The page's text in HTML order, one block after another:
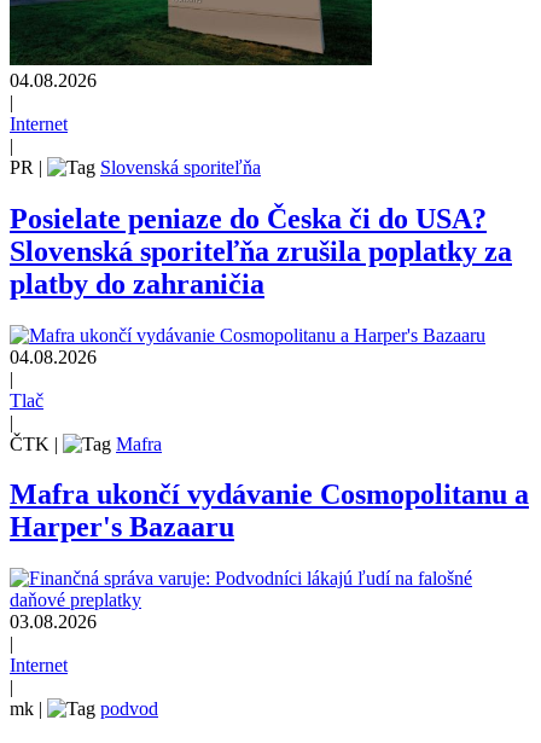
04.08.2026
|
Internet
|
PR | Slovenská sporiteľňa
Posielate peniaze do Česka či do USA?
Slovenská sporiteľňa zrušila poplatky za
platby do zahraničia
04.08.2026
|
Tlač
|
ČTK | Mafra
Mafra ukončí vydávanie Cosmopolitanu a
Harper's Bazaaru
03.08.2026
|
Internet
|
mk | podvod